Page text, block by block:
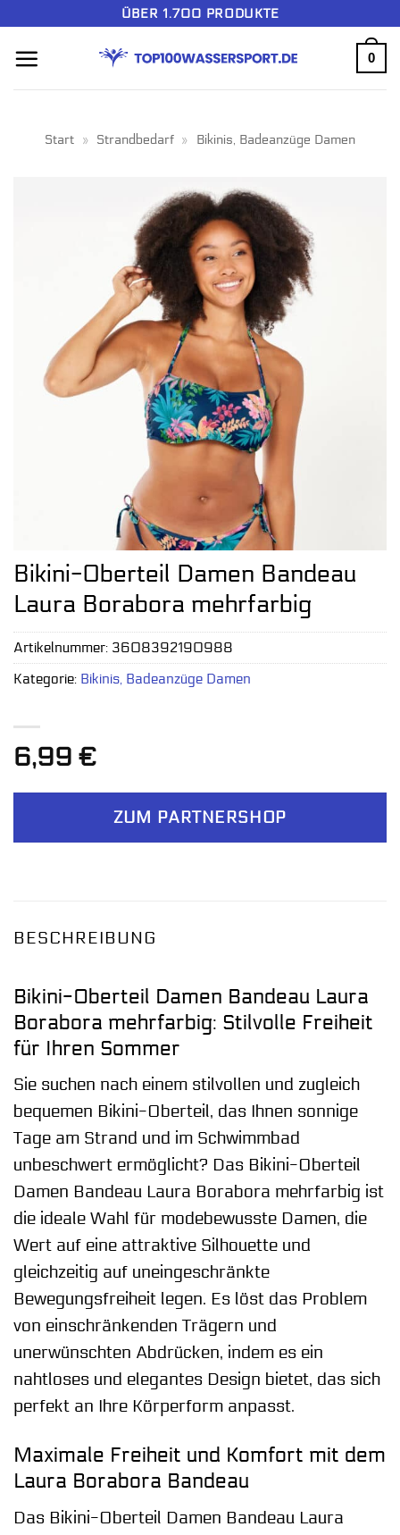
springen
ÜBER 1.700 PRODUKTE
0
Start » Strandbedarf » Bikinis, Badeanzüge Damen
Bikini-Oberteil Damen Bandeau
Laura Borabora mehrfarbig
6,99 €
ZUM PARTNERSHOP
Artikelnummer: 3608392190988
Kategorie: Bikinis, Badeanzüge Damen
BESCHREIBUNG
Bikini-Oberteil Damen Bandeau Laura
Borabora mehrfarbig: Stilvolle Freiheit
für Ihren Sommer
Sie suchen nach einem stilvollen und zugleich
bequemen Bikini-Oberteil, das Ihnen sonnige
Tage am Strand und im Schwimmbad
unbeschwert ermöglicht? Das Bikini-Oberteil
Damen Bandeau Laura Borabora mehrfarbig ist
die ideale Wahl für modebewusste Damen, die
Wert auf eine attraktive Silhouette und
gleichzeitig auf uneingeschränkte
Bewegungsfreiheit legen. Es löst das Problem
von einschränkenden Trägern und
unerwünschten Abdrücken, indem es ein
nahtloses und elegantes Design bietet, das sich
perfekt an Ihre Körperform anpasst.
Maximale Freiheit und Komfort mit dem
Laura Borabora Bandeau
Das Bikini-Oberteil Damen Bandeau Laura